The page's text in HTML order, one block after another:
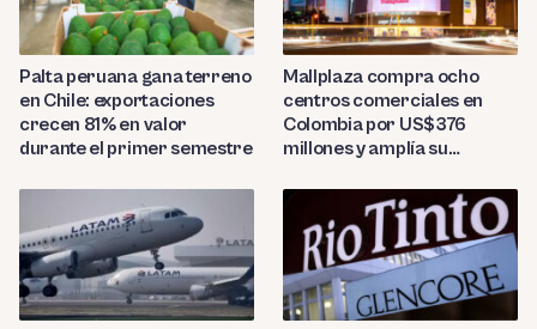
Palta peruana gana terreno
en Chile: exportaciones
crecen 81% en valor
durante el primer semestre
Mallplaza compra ocho
centros comerciales en
Colombia por US$376
millones y amplía su